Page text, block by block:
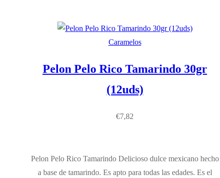
Caramelos
Pelon Pelo Rico Tamarindo 30gr
(12uds)
€7,82
Pelon Pelo Rico Tamarindo Delicioso dulce mexicano hecho
a base de tamarindo. Es apto para todas las edades. Es el